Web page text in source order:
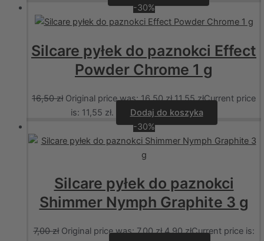
-30%
Silcare pyłek do paznokci Effect
Powder Chrome 1 g
16,50zł Original price was: 16,50 zł.11,55złCurrent price
is: 11,55 zł.
Dodaj do koszyka
-30%
Silcare pyłek do paznokci
Shimmer Nymph Graphite 3 g
7,00zł Original price was: 7,00 zł.4,90złCurrent price is: